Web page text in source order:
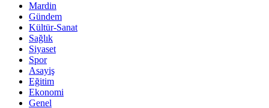
Mardin
Gündem
Kültür-Sanat
Sağlık
Siyaset
Spor
Asayiş
Eğitim
Ekonomi
Genel